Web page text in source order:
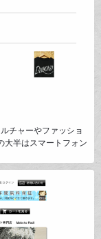
チャーやファッショ
大半はスマートフォン